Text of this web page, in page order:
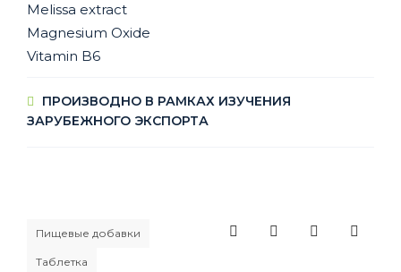
Melissa extract
Magnesium Oxide
Vitamin B6
ПРОИЗВОДНО В РАМКАХ ИЗУЧЕНИЯ
ЗАРУБЕЖНОГО ЭКСПОРТА
Пищевые добавки
Таблетка